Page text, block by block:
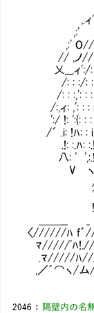
斗、
,.ィ'ﾀ//:ム
,:' //:::＞:
,:' O///:´: : :
// ,ノ//: : : : : ﾊ:
乂__,ィ':/: : /: /:
/: : :/: : ,': : ': メ
/: : :,': : : ': :,ィ7
/:,ィ: ,': : : i:
':/ !: ':{: : : ',:
/´ .i: !ﾊ: :
.!: :.ﾊ: :.!',:
八: ' ',:.! ヽ:
V ヽ./:ヽ
/:/: ＞。 r
': !{: : :ヽ: :
!:.{ ,: : : :ヽ:
＿＿__ _ ,:.{
〈//////ﾊ f´//
ﾏ/////'ﾊ!./////
.ﾏ/////ﾊ/////,
,／´⌒ヽ/
2046 ： 隔壁内の名